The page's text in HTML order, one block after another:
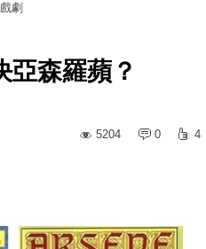
劇
亞森羅蘋？
5204
0 4